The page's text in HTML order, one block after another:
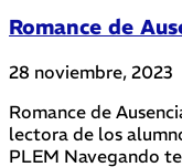
Romance de
28 noviembre, 2023
Romance de
lectora de los
PLEM Navegando